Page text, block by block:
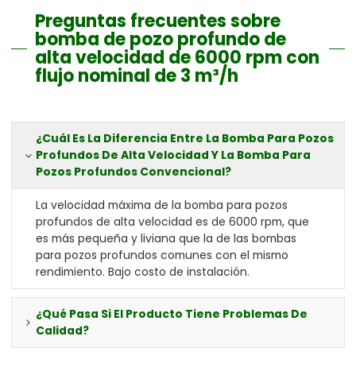
Preguntas frecuentes sobre
bomba de pozo profundo de
alta velocidad de 6000 rpm con
flujo nominal de 3 m³/h
¿Cuál Es La Diferencia Entre La Bomba Para Pozos
Profundos De Alta Velocidad Y La Bomba Para
Pozos Profundos Convencional?
La velocidad máxima de la bomba para pozos
profundos de alta velocidad es de 6000 rpm, que
es más pequeña y liviana que la de las bombas
para pozos profundos comunes con el mismo
rendimiento. Bajo costo de instalación.
¿Qué Pasa Si El Producto Tiene Problemas De
Calidad?